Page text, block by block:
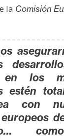
la Comisión
en los
estén
con